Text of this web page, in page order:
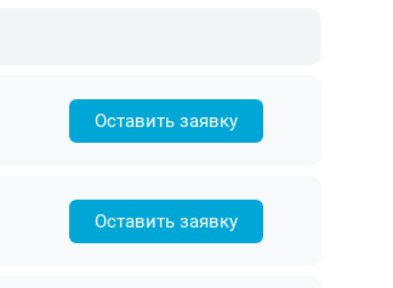
Оставить заявку
Оставить заявку